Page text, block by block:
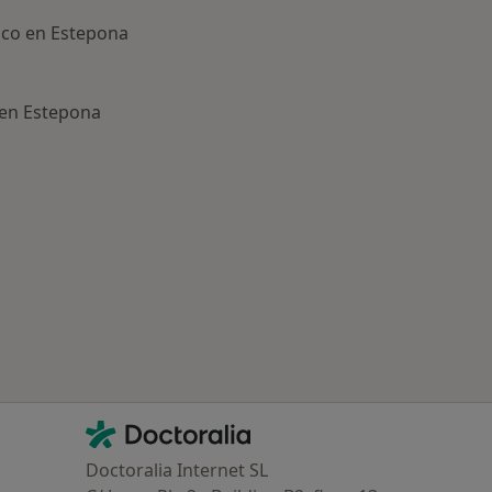
en Estepona
Estepona
Contacto
Doctoralia - Página de inicio
Doctoralia Internet SL